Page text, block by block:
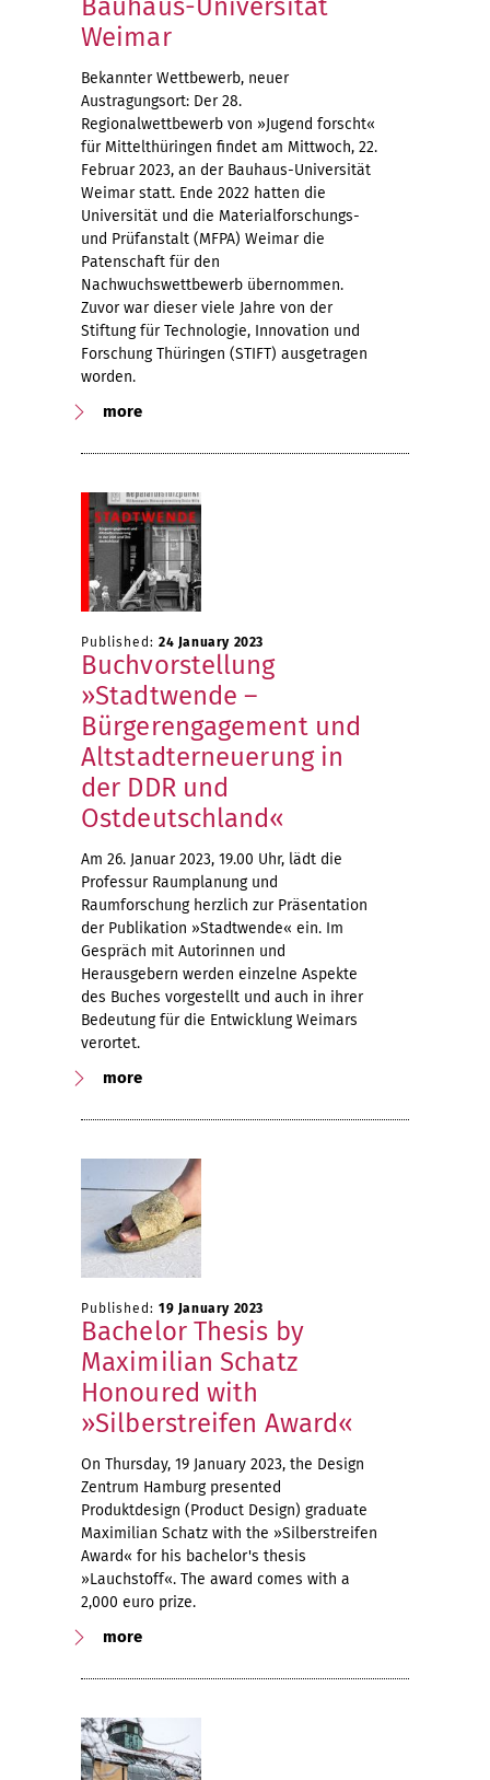
Bauhaus-Universität
Weimar
Bekannter Wettbewerb, neuer
Austragungsort: Der 28.
Regionalwettbewerb von »Jugend forscht«
für Mittelthüringen findet am Mittwoch, 22.
Februar 2023, an der Bauhaus-Universität
Weimar statt. Ende 2022 hatten die
Universität und die Materialforschungs-
und Prüfanstalt (MFPA) Weimar die
Patenschaft für den
Nachwuchswettbewerb übernommen.
Zuvor war dieser viele Jahre von der
Stiftung für Technologie, Innovation und
Forschung Thüringen (STIFT) ausgetragen
worden.
more
Published: 24 January 2023
Buchvorstellung
»Stadtwende –
Bürgerengagement und
Altstadterneuerung in
der DDR und
Ostdeutschland«
Am 26. Januar 2023, 19.00 Uhr, lädt die
Professur Raumplanung und
Raumforschung herzlich zur Präsentation
der Publikation »Stadtwende« ein. Im
Gespräch mit Autorinnen und
Herausgebern werden einzelne Aspekte
des Buches vorgestellt und auch in ihrer
Bedeutung für die Entwicklung Weimars
verortet.
more
Published: 19 January 2023
Bachelor Thesis by
Maximilian Schatz
Honoured with
»Silberstreifen Award«
On Thursday, 19 January 2023, the Design
Zentrum Hamburg presented
Produktdesign (Product Design) graduate
Maximilian Schatz with the »Silberstreifen
Award« for his bachelor's thesis
»Lauchstoff«. The award comes with a
2,000 euro prize.
more